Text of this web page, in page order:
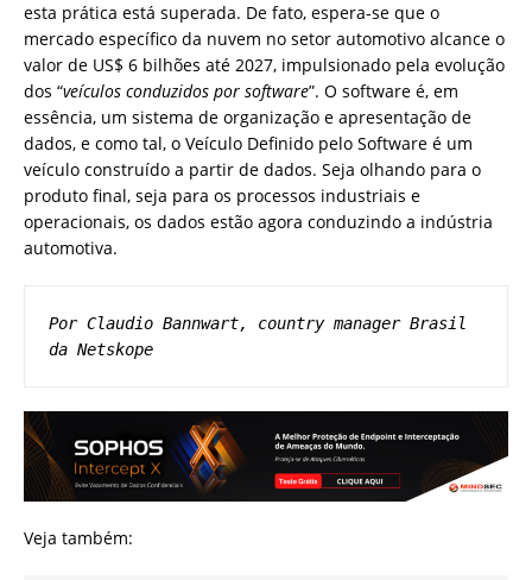
esta prática está superada. De fato, espera-se que o
mercado específico da nuvem no setor automotivo alcance o
valor de US$ 6 bilhões até 2027, impulsionado pela evolução
dos “veículos conduzidos por software”. O software é, em
essência, um sistema de organização e apresentação de
dados, e como tal, o Veículo Definido pelo Software é um
veículo construído a partir de dados. Seja olhando para o
produto final, seja para os processos industriais e
operacionais, os dados estão agora conduzindo a indústria
automotiva.
Por Claudio Bannwart, country manager Brasil
da Netskope
Veja também: